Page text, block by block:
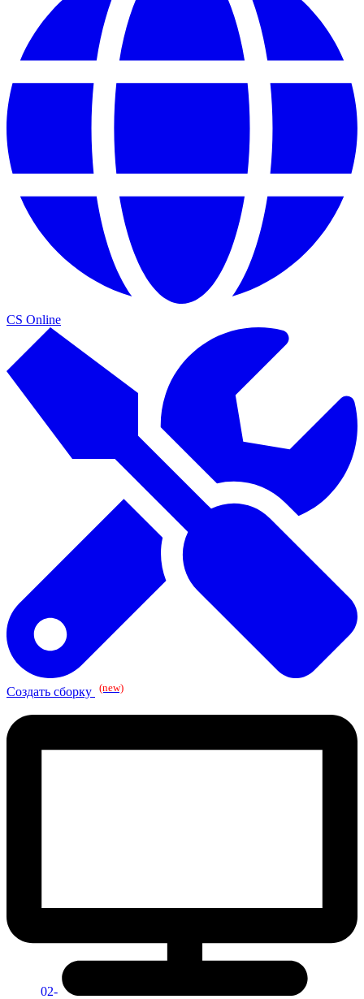
CS Online
Создать сборку (new)
02-